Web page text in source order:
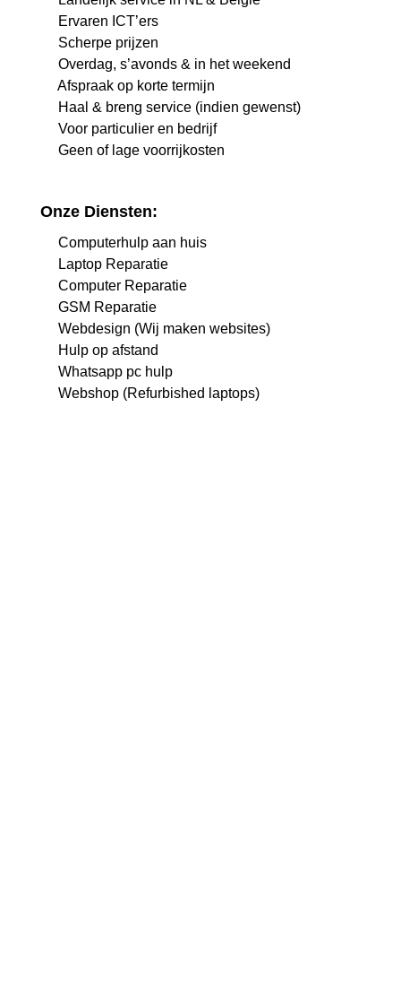
Ervaren ICT’ers
Scherpe prijzen
Overdag, s’avonds & in het weekend
Afspraak op korte termijn
Haal & breng service (indien gewenst)
Voor particulier en bedrijf
Geen of lage voorrijkosten
Onze Diensten:
Computerhulp aan huis
Laptop Reparatie
Computer Reparatie
GSM Reparatie
Webdesign (Wij maken websites)
Hulp op afstand
Whatsapp pc hulp
Webshop (Refurbished laptops)